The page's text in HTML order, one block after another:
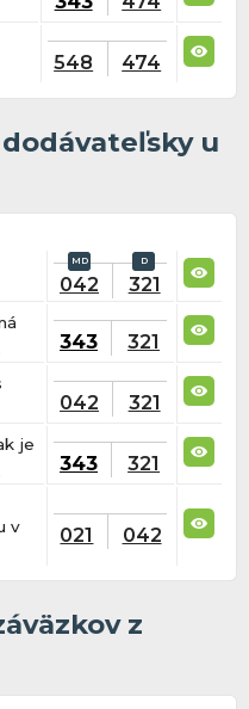
548 474
u
042 321
343 321
042 321
je
343 321
v
021 042
z